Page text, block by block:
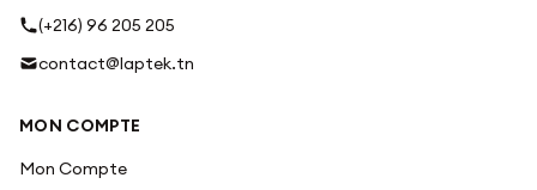
(+216) 96 205 205
contact@laptek.tn
MON COMPTE
Mon Compte